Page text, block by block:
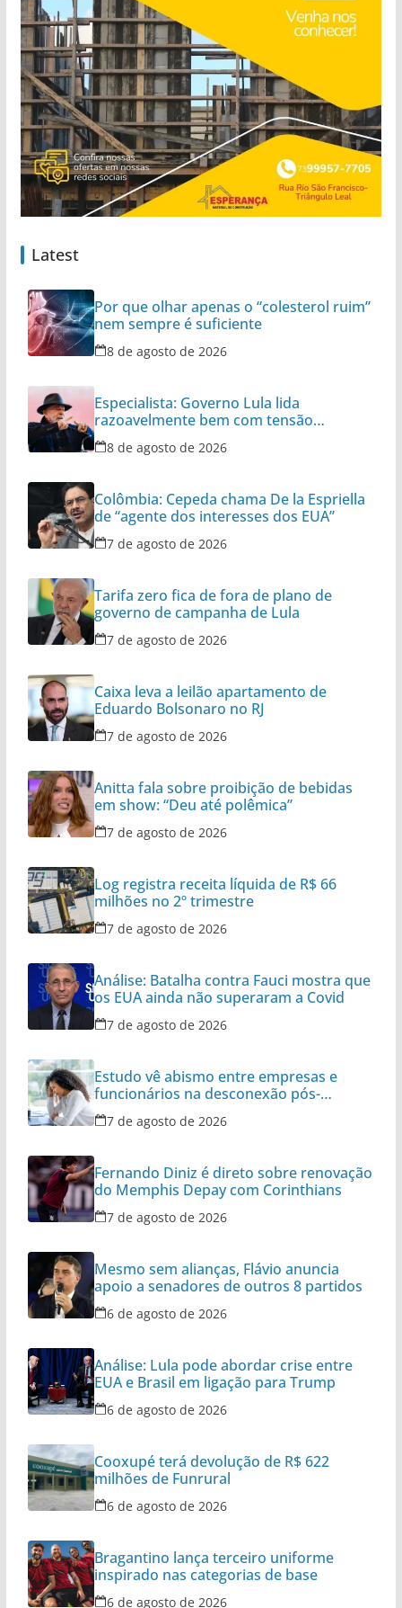
Latest
Por que olhar apenas o “colesterol ruim”
nem sempre é suficiente
8 de agosto de 2026
Especialista: Governo Lula lida
razoavelmente bem com tensão
diplomática
8 de agosto de 2026
Colômbia: Cepeda chama De la Espriella
de “agente dos interesses dos EUA”
7 de agosto de 2026
Tarifa zero fica de fora de plano de
governo de campanha de Lula
7 de agosto de 2026
Caixa leva a leilão apartamento de
Eduardo Bolsonaro no RJ
7 de agosto de 2026
Anitta fala sobre proibição de bebidas
em show: “Deu até polêmica”
7 de agosto de 2026
Log registra receita líquida de R$ 66
milhões no 2º trimestre
7 de agosto de 2026
Análise: Batalha contra Fauci mostra que
os EUA ainda não superaram a Covid
7 de agosto de 2026
Estudo vê abismo entre empresas e
funcionários na desconexão pós-
expediente
7 de agosto de 2026
Fernando Diniz é direto sobre renovação
do Memphis Depay com Corinthians
7 de agosto de 2026
Mesmo sem alianças, Flávio anuncia
apoio a senadores de outros 8 partidos
6 de agosto de 2026
Análise: Lula pode abordar crise entre
EUA e Brasil em ligação para Trump
6 de agosto de 2026
Cooxupé terá devolução de R$ 622
milhões de Funrural
6 de agosto de 2026
Bragantino lança terceiro uniforme
inspirado nas categorias de base
6 de agosto de 2026